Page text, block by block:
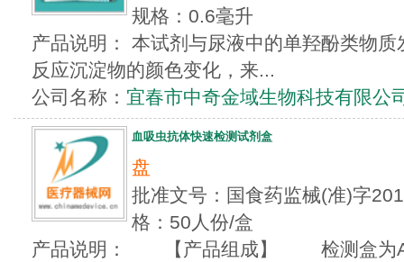
规格：0.6毫升
产品说明： 本试剂与尿液中的单羟酚类物
反应沉淀物的颜色变化，来...
公司名称： 宜春市中奇金域生物科技有限公
血吸虫抗体快速检测试剂盒
盘
批准文号：国食药监械(准)字
格：50人份/盒
产品说明： 【产品组成】 检测盒为